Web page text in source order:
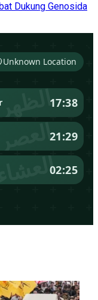
Dukung Genosida